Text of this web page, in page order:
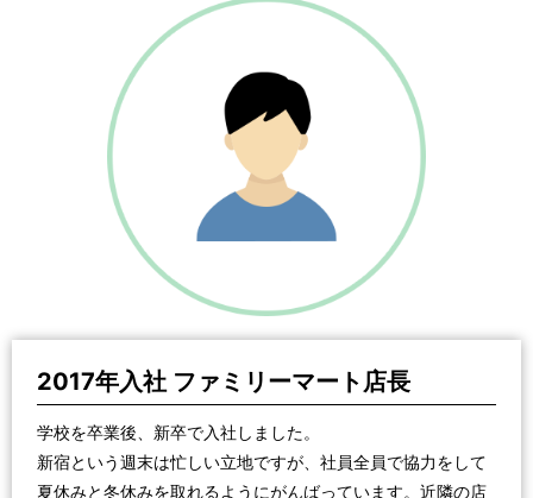
2017年入社 ファミリーマート店長
学校を卒業後、新卒で入社しました。
新宿という週末は忙しい立地ですが、社員全員で協力をして
夏休みと冬休みを取れるようにがんばっています。近隣の店